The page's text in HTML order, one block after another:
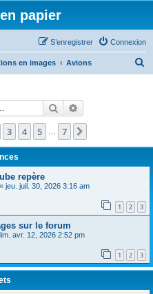
papier
Connexion
S’enregistrer
en images Avions
r
Rechercher
7
3 4 5 7
repère
« jeu. juil. 30, 2026 3:16 am
1 2 3
sur le forum
avr. 12, 2026 2:52 pm
1 2 3